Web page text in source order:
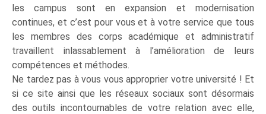
les campus sont en expansion et modernisation
continues, et c’est pour vous et à votre service que tous
les membres des corps académique et administratif
travaillent inlassablement à l’amélioration de leurs
compétences et méthodes.
Ne tardez pas à vous vous approprier votre université ! Et
si ce site ainsi que les réseaux sociaux sont désormais
des outils incontournables de votre relation avec elle,